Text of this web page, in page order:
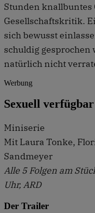
Stunden knallbuntes
Gesellschaftskritik.
sich bewusst
schuldig
natürlich nicht
Werbung
Sexuell verfügbar
Miniserie
Mit Laura Tonke,
Sandmeyer
Alle 5 Folgen am
Uhr, ARD
Der Trailer